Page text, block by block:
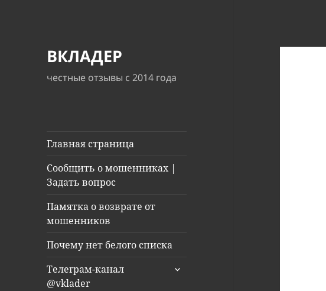
ВКЛАДЕР
честные отзывы с 2014 года
Главная страница
Сообщить о мошенниках |
Задать вопрос
Памятка о возврате от
мошенников
Почему нет белого списка
Телеграм-канал
@vklader
раскрыть